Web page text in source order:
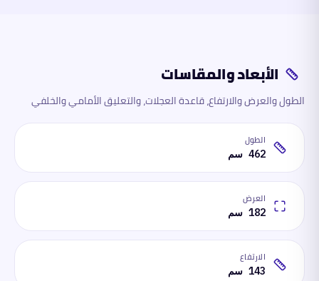
الأبعاد والمقاسات
الطول والعرض والارتفاع، قاعدة العجلات، والتعليق الأمامي والخلفي
الطول
462 سم
العرض
182 سم
الارتفاع
143 سم